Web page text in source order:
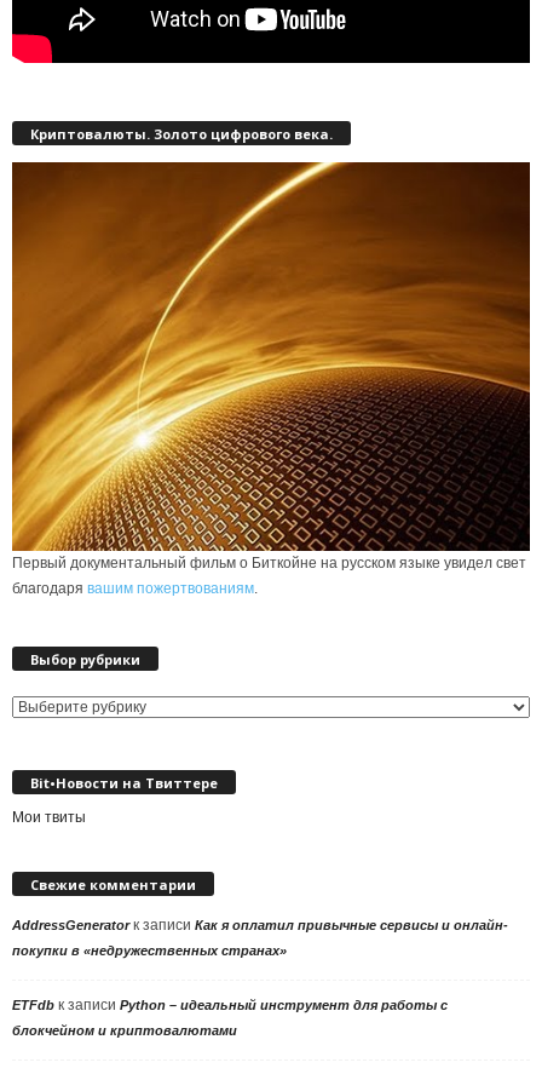
Криптовалюты. Золото цифрового века.
Первый документальный фильм о Биткойне на русском языке увидел свет
благодаря вашим пожертвованиям.
Выбор рубрики
Выбор
Bit•Новости на Твиттере
Мои твиты
Свежие комментарии
AddressGeneratorк записи Как я оплатил привычные сервисы и онлайн-
покупки в «недружественных странах»
ETFdb к записи Python – идеальный инструмент для работы с
блокчейном и криптовалютами